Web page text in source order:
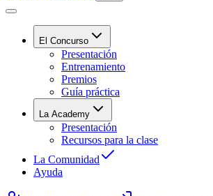
El Concurso
Presentación
Entrenamiento
Premios
Guía práctica
La Academy
Presentación
Recursos para la clase
La Comunidad
Ayuda